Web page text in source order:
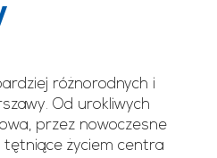
różnorodnych i
Od urokliwych
przez nowoczesne
życiem centra